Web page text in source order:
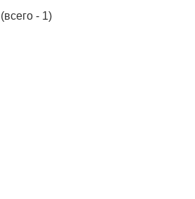
(всего - 1)